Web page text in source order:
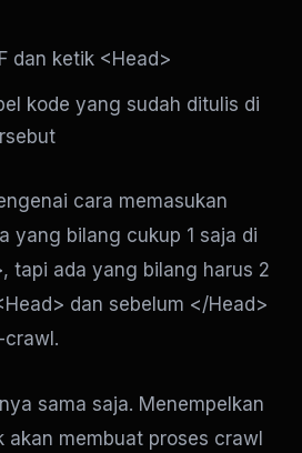
dan ketik <Head>
kode yang sudah ditulis di
cara memasukan
yang bilang cukup 1 saja di
tapi ada yang bilang harus 2
dan sebelum </Head>
crawl.
sama saja. Menempelkan
akan membuat proses crawl